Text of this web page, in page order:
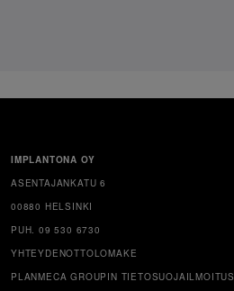
IMPLANTONA OY
ASENTAJANKATU 6
00880 HELSINKI
PUH. 09 530 6730
YHTEYDENOTTOLOMAKE
PLANMECA GROUPIN TIETOSUOJAILMOITUS